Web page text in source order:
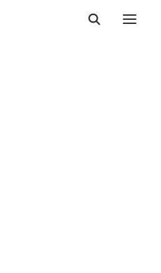
SERIES : UN
POUR
2014 !